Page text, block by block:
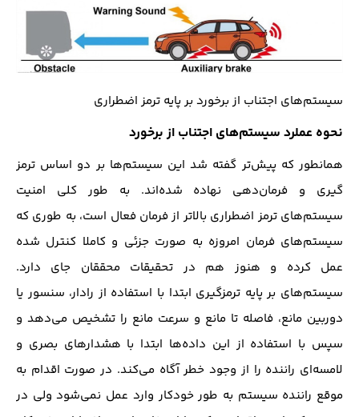
سیستم‌های اجتناب از برخورد بر پایه ترمز اضطراری
نحوه عملرد سیستم‌های اجتناب از برخورد
همانطور که پیش‌تر گفته شد این سیستم‌ها بر دو اساس ترمز
گیری و فرمان‌دهی نهاده شده‌اند. به طور کلی امنیت
سیستم‌های ترمز اضطراری بالاتر از فرمان فعال است، به طوری که
سیستم‌های فرمان امروزه به صورت جزئی و کاملا کنترل شده
عمل کرده و هنوز هم در تحقیقات محققان جای دارد.
سیستم‌های بر پایه ترمز‌گیری ابتدا با استفاده از رادار، سنسور یا
دوربین مانع، فاصله تا مانع و سرعت مانع را تشخیص می‌دهد و
سپس با استفاده از این داده‌ها ابتدا با هشدار‌های بصری و
لامسه‌ای راننده را از وجود خطر آگاه می‌کند. در صورت اقدام به
موقع راننده سیستم به طور خودکار وارد عمل نمی‌شود ولی در